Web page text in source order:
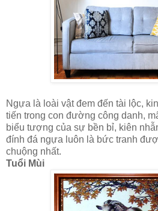
Ngựa là loài vật đem đến tài lộc,
tiến trong con đường công danh,
biểu tượng của sự bền bỉ, kiên
đính đá ngựa luôn là bức tranh
chuộng nhất.
Tuổi Mùi